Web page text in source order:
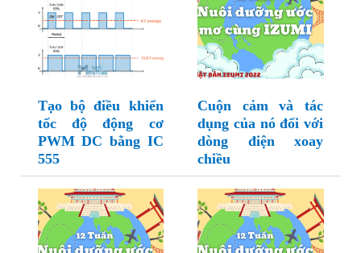
Tạo bộ điều khiển
tốc độ động cơ
PWM DC bằng IC
555
Cuộn cảm và tác
dụng của nó đối với
dòng điện xoay
chiều